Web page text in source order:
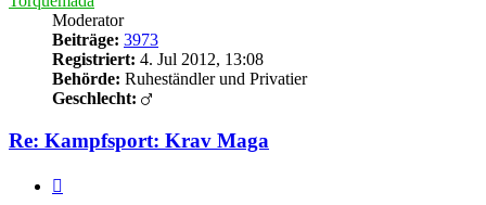
Moderator
Beiträge: 3973
Registriert: 4. Jul 2012, 13:08
Behörde: Ruheständler und Privatier
Geschlecht:
Re: Kampfsport: Krav Maga